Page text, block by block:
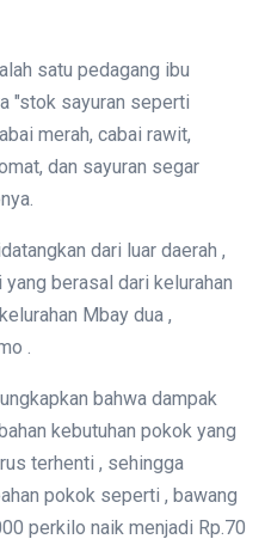
satu pedagang ibu
"stok sayuran seperti
merah, cabai rawit,
dan sayuran segar
dari luar daerah ,
berasal dari kelurahan
Mbay dua ,
.
bahwa dampak
kebutuhan pokok yang
terhenti , sehingga
pokok seperti , bawang
perkilo naik menjadi Rp.70